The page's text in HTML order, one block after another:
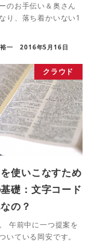
のお手伝い＆奥さん
り、落ち着かいない1
一 2016年5月16日
クラウド
使いこなすため
礎：文字コード
の？
午前中に一つ提案を
いている岡安です。